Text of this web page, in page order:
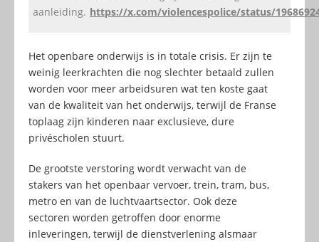
aanleiding. https://x.com/violencespolice/status/
Het openbare onderwijs is in totale crisis. Er zijn te
weinig leerkrachten die nog slechter betaald zullen
worden voor meer arbeidsuren wat ten koste gaat
van de kwaliteit van het onderwijs, terwijl de Franse
toplaag zijn kinderen naar exclusieve, dure
privéscholen stuurt.
De grootste verstoring wordt verwacht van de
stakers van het openbaar vervoer, trein, tram, bus,
metro en van de luchtvaartsector. Ook deze
sectoren worden getroffen door enorme
inleveringen, terwijl de dienstverlening alsmaar